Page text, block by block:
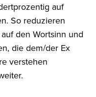
auf
So reduzieren
den Wortsinn und
die dem/der Ex
verstehen